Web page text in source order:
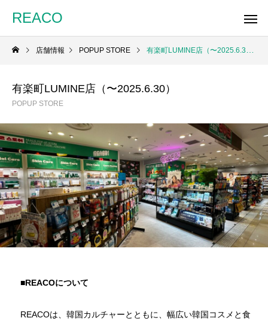
REACO
2025.04.21
店舗情報 POPUP STORE 有楽町LUMINE店（〜2025.6.30）
有楽町LUMINE店（〜2025.6.30）
POPUP STORE
■REACOについて
REACOは、韓国カルチャーとともに、幅広い韓国コスメと食